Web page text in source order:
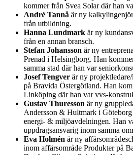
kommer från Svea Solar där han
André Tannå är ny
från utbildning.
Hanna Lundmark är ny
från en annan bransch.
Stefan Johansson är ny
Prenad i Helsingborg. Han
samma stad där han var
Josef Tengver är ny
på Bravida Östergötland. Han
Linköping där han var vvs-
Gustav Thuresson är ny
Andersson & Hultmark i Göteborg
energi- & miljöavdelningen. Han
uppdragsansvarig inom samma
Eva Holmén är ny
inom affärsområde Produkter på